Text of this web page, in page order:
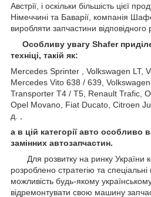
Австрії, і оскільки більшість цієї
Німеччині та Баварії, компанія
виробляти запчастини відповідного
Особливу увагу Shafer
техніці, такій як:
Mercedes Sprinter , Volkswagen LT,
Mercedes Vito 638 / 639,
Transporter T4 / T5, Renault Trafic,
Opel Movano, Fiat Ducato, Citroen
д. ,
а в цій категорії авто
замінних автозапчастин.
Для розвитку на ринку України
розроблено стратегію та спеціальні
можливість будь-якому
відремонтувати свою машину